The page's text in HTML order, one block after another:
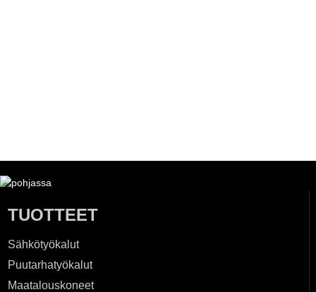
TUOTTEET
Sähkötyökalut
Puutarhatyökalut
Maatalouskoneet